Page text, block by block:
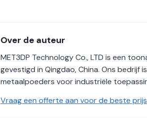
Over de auteur
MET3DP Technology Co., LTD is een
gevestigd in Qingdao, China. Ons
metaalpoeders voor industriële
Vraag een offerte aan voor de beste